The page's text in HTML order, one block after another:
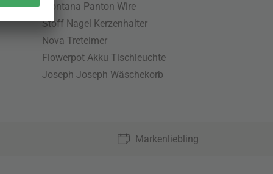
Montana Panton Wire
Stoff Nagel Kerzenhalter
Nova Treteimer
Flowerpot Akku Tischleuchte
Joseph Joseph Wäschekorb
Markenliebling